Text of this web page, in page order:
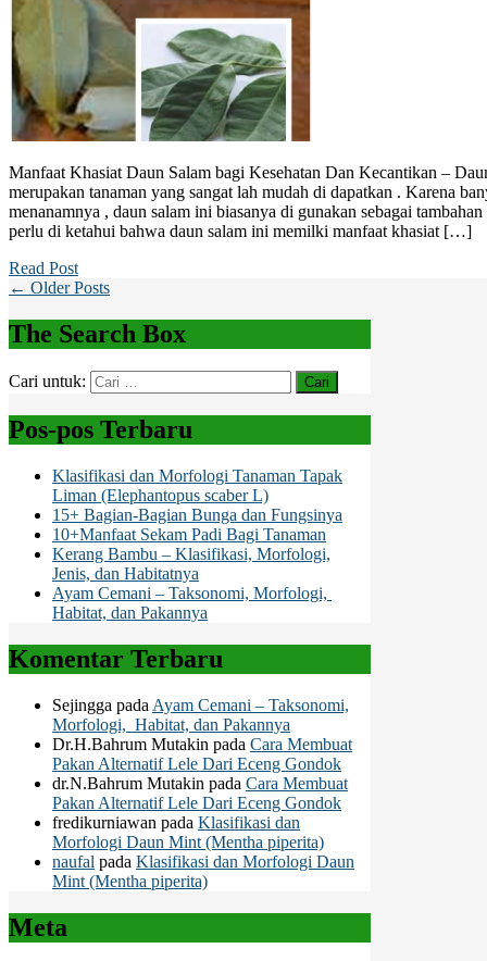
Manfaat Khasiat Daun Salam bagi Kesehatan Dan Kecantikan –
merupakan tanaman yang sangat lah mudah di dapatkan . Karena
menanamnya , daun salam ini biasanya di gunakan sebagai
perlu di ketahui bahwa daun salam ini memilki manfaat khasiat […]
Read Post
← Older Posts
The Search Box
Cari untuk:
Pos-pos Terbaru
Klasifikasi dan Morfologi Tanaman Tapak
Liman (Elephantopus scaber L)
15+ Bagian-Bagian Bunga dan Fungsinya
10+Manfaat Sekam Padi Bagi Tanaman
Kerang Bambu – Klasifikasi, Morfologi,
Jenis, dan Habitatnya
Ayam Cemani – Taksonomi, Morfologi,
Habitat, dan Pakannya
Komentar Terbaru
Sejingga pada Ayam Cemani – Taksonomi,
Morfologi, Habitat, dan Pakannya
Dr.H.Bahrum Mutakin pada Cara Membuat
Pakan Alternatif Lele Dari Eceng Gondok
dr.N.Bahrum Mutakin pada Cara Membuat
Pakan Alternatif Lele Dari Eceng Gondok
fredikurniawan pada Klasifikasi dan
Morfologi Daun Mint (Mentha piperita)
naufal pada Klasifikasi dan Morfologi Daun
Mint (Mentha piperita)
Meta